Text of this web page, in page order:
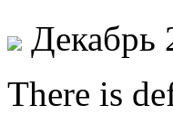
Декабрь
There is